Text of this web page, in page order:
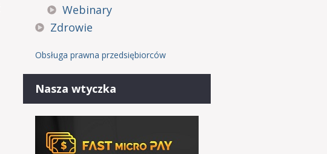
Webinary
Zdrowie
Obsługa prawna przedsiębiorców
Nasza wtyczka